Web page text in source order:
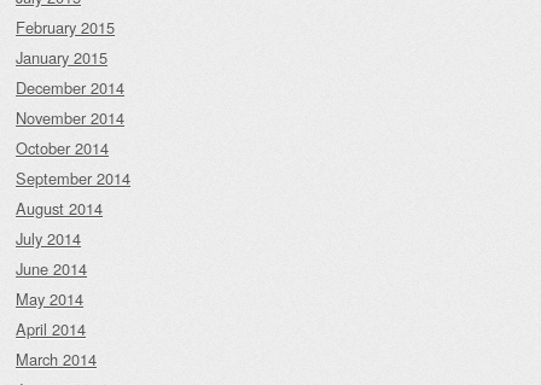
February 2015
January 2015
December 2014
November 2014
October 2014
September 2014
August 2014
July 2014
June 2014
May 2014
April 2014
March 2014